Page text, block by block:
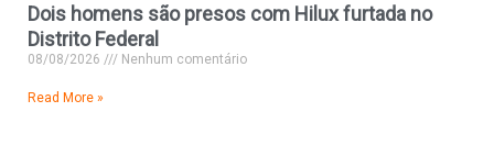
Dois homens são presos com Hilux furtada no
Distrito Federal
08/08/2026 Nenhum comentário
Read More »